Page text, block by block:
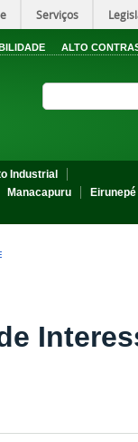
Serviços
ALTO
Industrial
Manacapuru Eirunepé